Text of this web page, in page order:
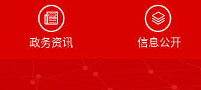
政务资讯 信息公开